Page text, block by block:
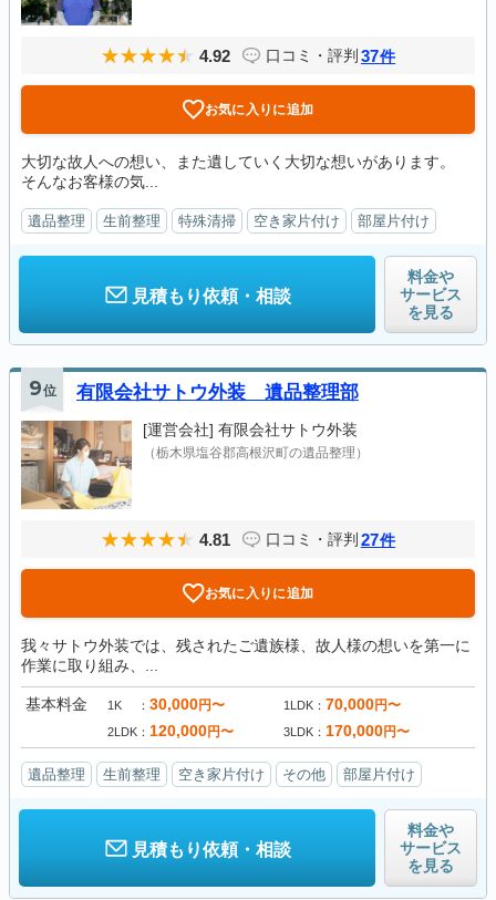
4.92 口コミ・評判 37件
お気に入りに追加
大切な故人への想い、また遺していく大切な想いがあります。
そんなお客様の気...
遺品整理 生前整理 特殊清掃 空き家片付け 部屋片付け
見積もり依頼・相談
料金や
サービス
を見る
9位 有限会社サトウ外装 遺品整理部
[運営会社] 有限会社サトウ外装
（栃木県塩谷郡高根沢町の遺品整理）
4.81 口コミ・評判 27件
お気に入りに追加
我々サトウ外装では、残されたご遺族様、故人様の想いを第一に
作業に取り組み、...
基本料金 1K 30,000円〜 1LDK 70,000円〜
2LDK 120,000円〜 3LDK 170,000円〜
遺品整理 生前整理 空き家片付け その他 部屋片付け
見積もり依頼・相談
料金や
サービス
を見る